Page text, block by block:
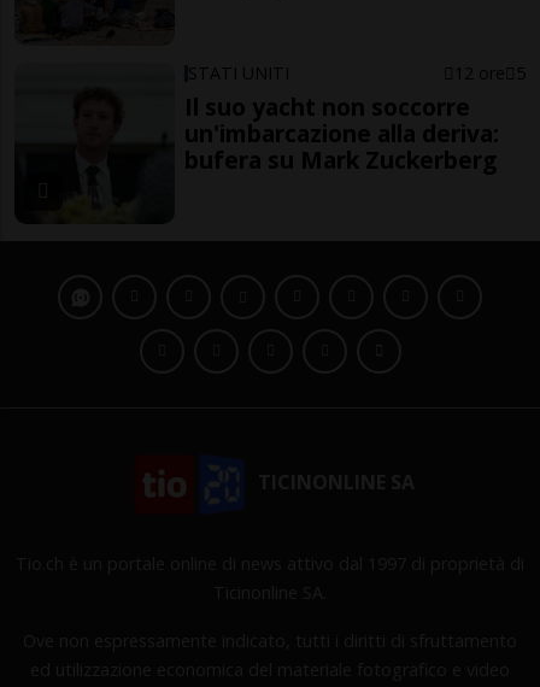
STATI UNITI 12 ore 5
Il suo yacht non soccorre
un'imbarcazione alla deriva:
bufera su Mark Zuckerberg